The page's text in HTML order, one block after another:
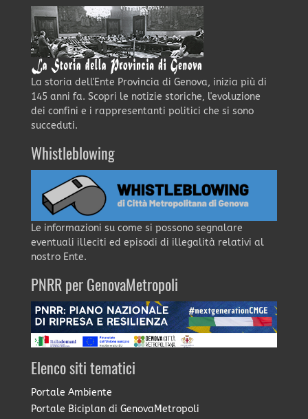
La storia dell'Ente Provincia di Genova, inizia più di
145 anni fa. Scopri le notizie storiche, l'evoluzione
dei confini e i rappresentanti politici che si sono
succeduti.
Whistleblowing
Le informazioni su come si possono segnalare
eventuali illeciti ed episodi di illegalità relativi al
nostro Ente.
PNRR per GenovaMetropoli
Elenco siti tematici
Portale Ambiente
Portale Biciplan di GenovaMetropoli